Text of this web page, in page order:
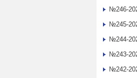
№246-
№245-
№244-
№243-
№242-